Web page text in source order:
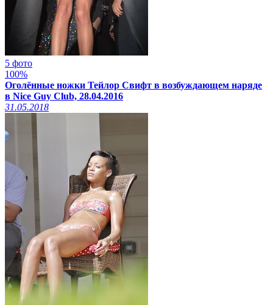
5 фото
100%
Оголённые ножки Тейлор Свифт в возбуждающем наряде
в Nice Guy Club, 28.04.2016
31.05.2018